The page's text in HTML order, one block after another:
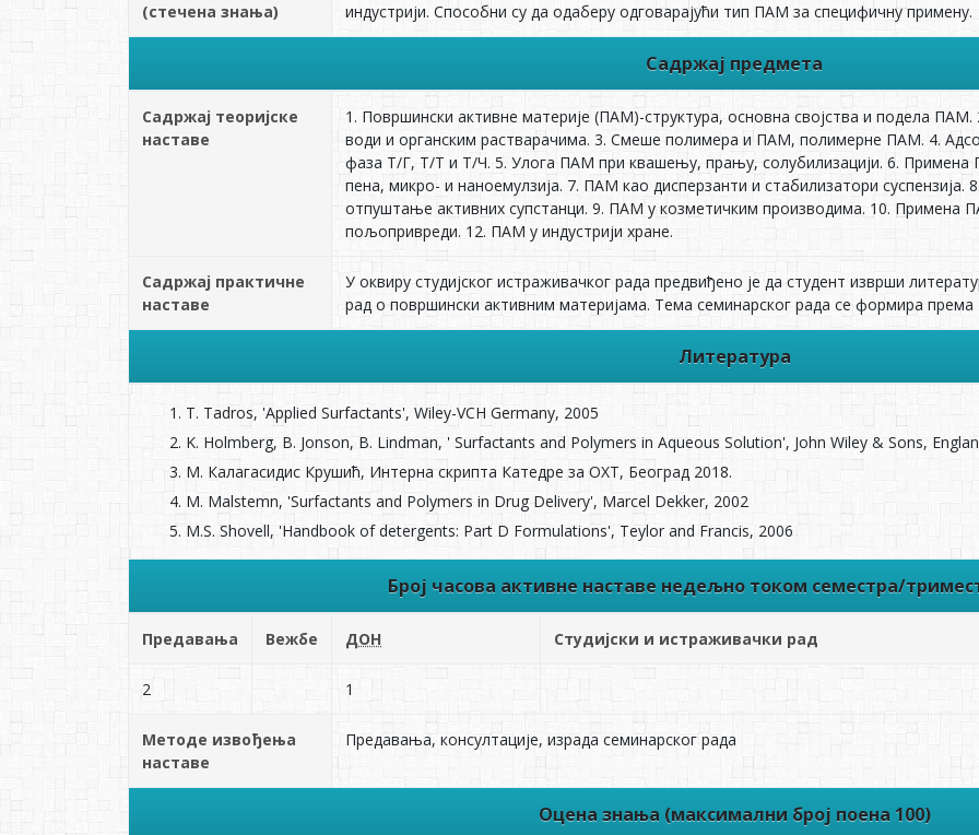
(стечена знања)
индустрији. Способни су да одаберу одговарајући тип ПАМ за специфичну примену.
Садржај предмета
Садржај теоријске
наставе
1. Површински активне материје (ПАМ)-структура, основна својства и подела
води и органским растварачима. 3. Смеше полимера и ПАМ, полимерне ПАМ. 4.
фаза Т/Г, Т/Т и Т/Ч. 5. Улога ПАМ при квашењу, прању, солубилизацији. 6. Примена
пена, микро- и наноемулзија. 7. ПАМ као дисперзанти и стабилизатори
отпуштање активних супстанци. 9. ПАМ у козметичким производима. 10. Примена
пољопривреди. 12. ПАМ у индустрији хране.
Садржај практичне
наставе
У оквиру студијског истраживачког рада предвиђенo је да студент изврши
рад о површински активним материјама. Тема семинарског рада се формира према
Литература
T. Tadros, 'Applied Surfactants', Wiley-VCH Germany, 2005
K. Holmberg, B. Jonson, B. Lindman, ' Surfactants and Polymers in Aqueous Solution', John Wiley & Sons,
М. Калагасидис Крушић, Интерна скрипта Катедре за ОХТ, Београд 2018.
M. Malstemn, 'Surfactants and Polymers in Drug Delivery', Marcel Dekker, 2002
М.S. Shovell, 'Handbook of detergents: Part D Formulations', Teylor and Francis, 2006
Број часова активне наставе недељно током семестра/
Предавања Вежбе ДОН Студијски и истраживачки рад
2 1
Методе извођења
наставе
Предавања, консултације, израда семинарског рада
Оцена знања (максимални број поена 100)